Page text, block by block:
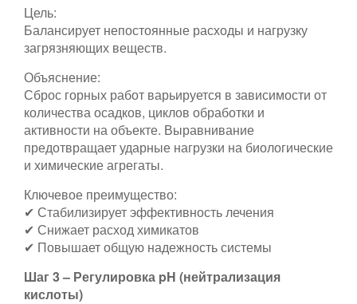
Цель:
Балансирует непостоянные расходы и нагрузку
загрязняющих веществ.
Объяснение:
Сброс горных работ варьируется в зависимости от
количества осадков, циклов обработки и
активности на объекте. Выравнивание
предотвращает ударные нагрузки на биологические
и химические агрегаты.
Ключевое преимущество:
✔ Стабилизирует эффективность лечения
✔ Снижает расход химикатов
✔ Повышает общую надежность системы
Шаг 3 – Регулировка pH (нейтрализация
кислоты)